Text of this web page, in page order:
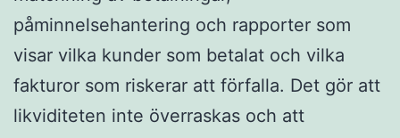
påminnelsehantering och rapporter som
visar vilka kunder som betalat och vilka
fakturor som riskerar att förfalla. Det gör att
likviditeten inte överraskas och att